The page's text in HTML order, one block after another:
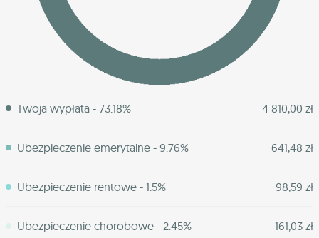
Twoja wypłata - 73.18% 4 810,00 zł
Ubezpieczenie emerytalne - 9.76% 641,48 zł
Ubezpieczenie rentowe - 1.5% 98,59 zł
Ubezpieczenie chorobowe - 2.45% 161,03 zł